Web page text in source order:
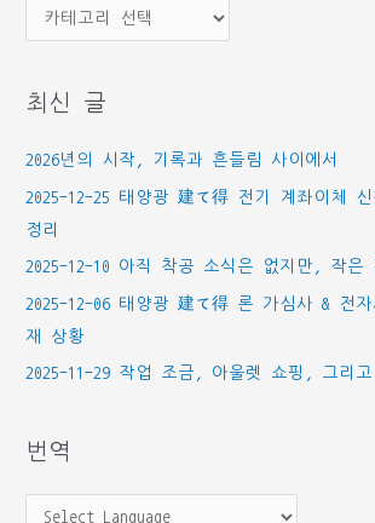
테
리
최신 글
2026년의 시작, 기록과 흔들림 사이에서
2025-12-25 태양광 建て得 전기 계좌이체
정리
2025-12-10 아직 착공 소식은 없지만, 작은
2025-12-06 태양광 建て得 론 가심사 & 전
재 상황
2025-11-29 작업 조금, 아울렛 쇼핑, 그리
번역